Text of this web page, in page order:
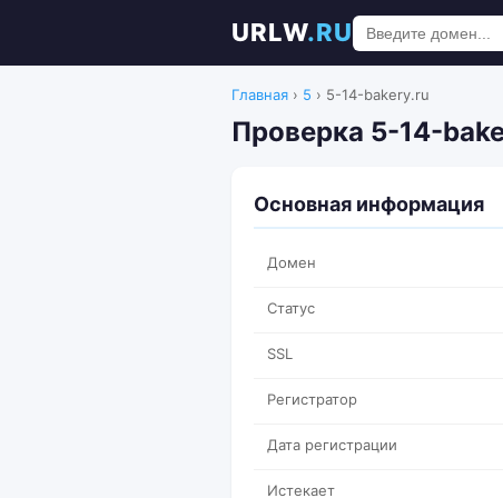
URLW.RU
Главная › 5 › 5-14-bakery.ru
Проверка 5-14-
Основная информация
Домен
Статус
SSL
Регистратор
Дата регистрации
Истекает